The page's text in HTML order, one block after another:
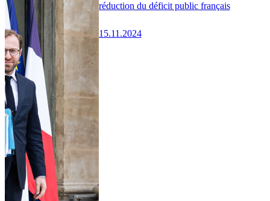
réduction du déficit public français
15.11.2024